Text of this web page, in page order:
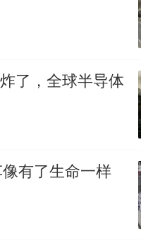
了，全球半导体
有了生命一样